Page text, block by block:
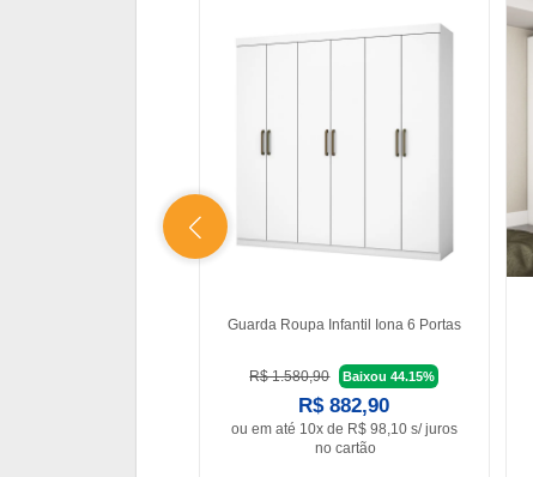
Guarda Roupa Infantil Iona 6 Portas
R$ 1.580,90 Baixou 44.15%
R$ 882,90
ou ematé 10x de R$ 98,10 s/ juros
no cartão